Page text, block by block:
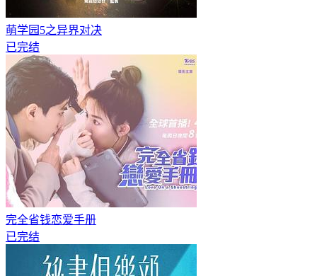
萌学园5之异界对决
已完结
完全省钱恋爱手册
已完结